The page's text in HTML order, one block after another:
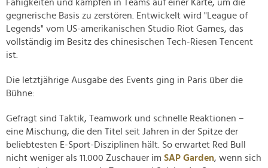
Fähigkeiten und kämpfen in Teams auf einer Karte, um die
gegnerische Basis zu zerstören. Entwickelt wird "League of
Legends" vom US-amerikanischen Studio Riot Games, das
vollständig im Besitz des chinesischen Tech-Riesen Tencent
ist.
Die letztjährige Ausgabe des Events ging in Paris über die
Bühne:
Gefragt sind Taktik, Teamwork und schnelle Reaktionen –
eine Mischung, die den Titel seit Jahren in der Spitze der
beliebtesten E-Sport-Disziplinen hält. So erwartet Red Bull
nicht weniger als 11.000 Zuschauer im SAP Garden, wenn sich